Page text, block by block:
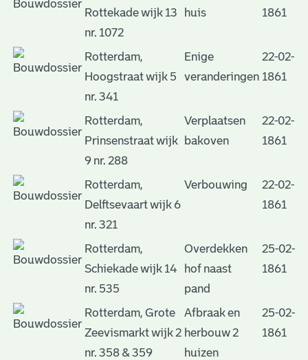
Rottekade wijk 13
nr. 1072
huis
1861
Rotterdam,
Hoogstraat wijk 5
nr. 341
Enige
veranderingen
22-02-
1861
Rotterdam,
Prinsenstraat wijk
9 nr. 288
Verplaatsen
bakoven
22-02-
1861
Rotterdam,
Delftsevaart wijk 6
nr. 321
Verbouwing
22-02-
1861
Rotterdam,
Schiekade wijk 14
nr. 535
Overdekken
hof naast
pand
25-02-
1861
Rotterdam, Grote
Zeevismarkt wijk 2
nr. 358 & 359
Afbraak en
herbouw 2
huizen
25-02-
1861